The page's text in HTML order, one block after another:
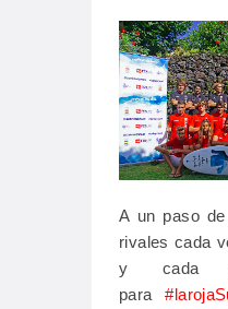
A un paso
rivales cada
y cada
para